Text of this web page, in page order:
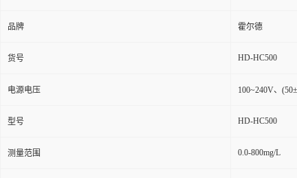
品牌 霍尔德
货号 HD-HC500
电源电压 100~240V、
型号 HD-HC500
测量范围 0.0-800mg/L